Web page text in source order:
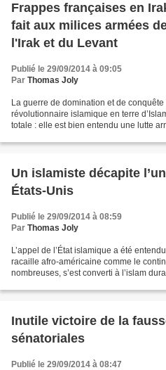
Frappes françaises en
fait aux milices armées
l'Irak et du Levant
Publié le 29/09/2014 à 09:05
Par Thomas Joly
La guerre de domination et de
révolutionnaire islamique en terre
totale : elle est bien entendu une lutte
Un islamiste décapite
États-Unis
Publié le 29/09/2014 à 08:59
Par Thomas Joly
L’appel de l’État islamique a été
racaille afro-américaine comme le
nombreuses, s’est converti à l’islam
Inutile victoire de la
sénatoriales
Publié le 29/09/2014 à 08:47